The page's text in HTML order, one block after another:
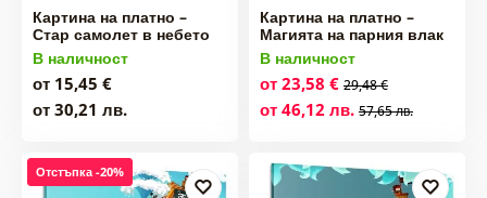
Картина на платно –
Стар самолет в небето
В наличност
от 15,45 €
от 30,21 лв.
Картина на платно –
Магията на парния влак
В наличност
от 23,58 € 29,48 €
от 46,12 лв. 57,65 лв.
Отстъпка -20%